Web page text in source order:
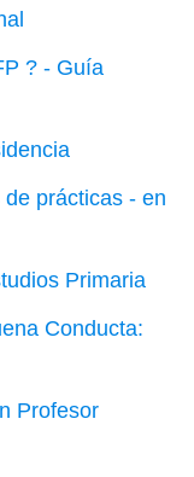
? - Guía
prácticas - en
Primaria
Conducta:
Profesor